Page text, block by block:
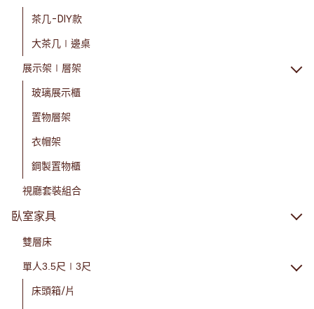
茶几-DIY款
大茶几∣邊桌
展示架∣層架
玻璃展示櫃
置物層架
衣帽架
鋼製置物櫃
視廳套裝組合
臥室家具
雙層床
單人3.5尺∣3尺
床頭箱/片